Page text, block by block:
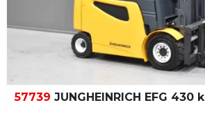
57739 JUNGHEINRICH EFG 430 k